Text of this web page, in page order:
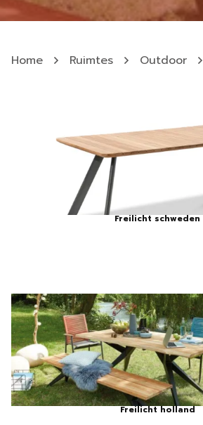
Home Ruimtes Outdoor
Freilicht schweden
Freilicht holland